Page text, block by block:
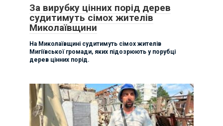
За вирубку цінних порід дерев
судитимуть сімох жителів
Миколаївщини
На Миколаївщині судитимуть сімох жителів
Мигіївської громади, яких підозрюють у порубці
дерев цінних порід.